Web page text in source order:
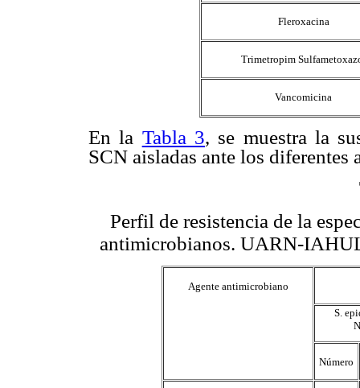
Fleroxacina
Trimetropim
Vancomicina
En la Tabla 3, se muestra la
SCN aisladas ante los diferentes
Perfil de resistencia de la
antimicrobianos. UARN-
Agente antimicrobiano
S.
Número